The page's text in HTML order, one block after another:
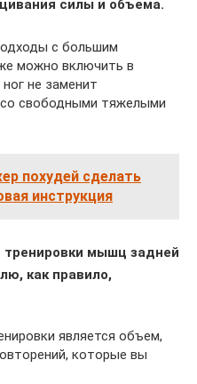
силы и объема.
с большим
можно включить в
не заменит
свободными тяжелыми
похудей сделать
инструкция
тренировки мышц задней
как правило,
является объем,
которые вы